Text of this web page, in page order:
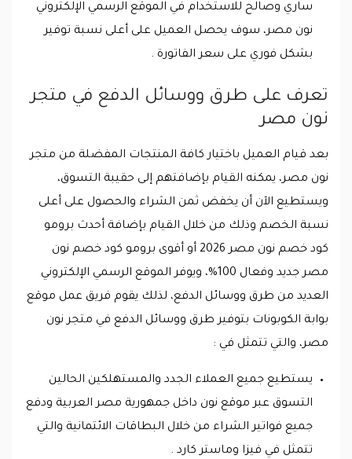
ساري وصالح للاستخدام في الموقع الرسمي الإلكتروني
نون مصر، سوف يحصل العميل على أعلى نسبة توفير
بشكل فوري على سعر الفاتورة .
تعرف على طرق ووسائل الدفع في متجر
نون مصر
بعد قيام العميل باختيار كافة المنتجات المفضلة من متجر
نون مصر، يمكنه القيام بإضافتهم إلى حقيبة التسوق،
ويستطيع الآن أن يخفض ثمن الشراء والحصول على أعلى
نسبة الخصم وذلك من خلال القيام بإضافة أحدث برومو
كود خصم نون مصر 2026 أو أقوى برومو كود خصم نون
مصر جديد وفعال 100%، ويوفر الموقع الرسمي الإلكتروني
العديد من طرق ووسائل الدفع، لذلك يقوم فريق عمل موقع
بوابة الكوبونات بتوفير طرق ووسائل الدفع في متجر نون
مصر، والتي تتمثل في :
يستطيع جميع العملاء الجدد والمستهلكين الحالين
التسوق عبر موقع نون داخل جمهورية مصر العربية ودفع
جميع فواتير الشراء من خلال البطاقات الائتمانية والتي
تتمثل في فيزا وماستر كارد .